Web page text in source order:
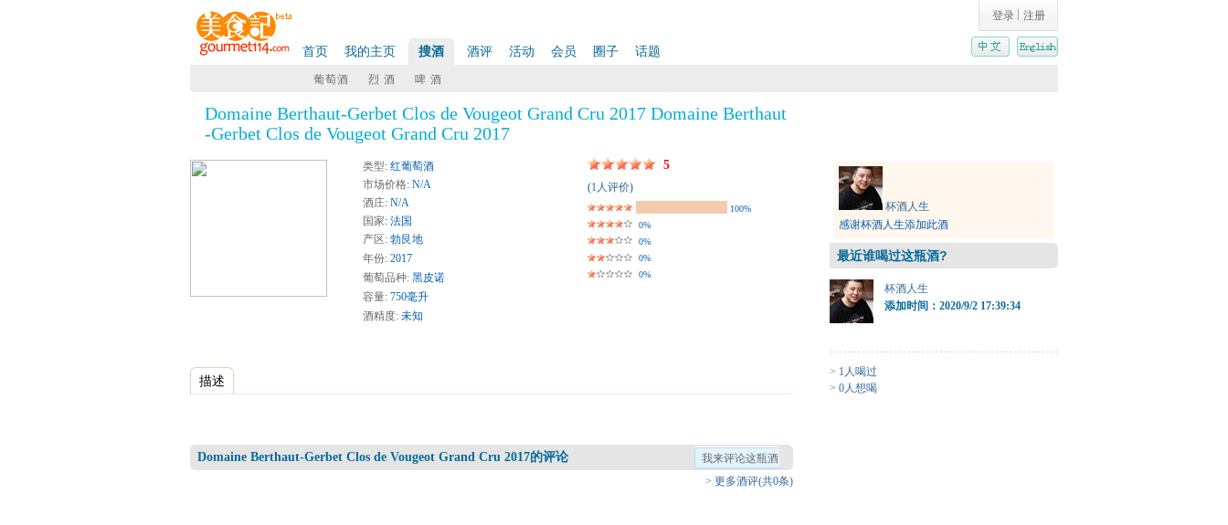
登录 注册
首页 我的主页 搜酒 酒评 活动 会员 圈子 话题
葡萄酒 烈 酒 啤 酒
Domaine Berthaut-Gerbet Clos de Vougeot Grand Cru 2017 Domaine Berthaut
-Gerbet Clos de Vougeot Grand Cru 2017
类型: 红葡萄酒
市场价格: N/A
酒庄: N/A
国家: 法国
产区: 勃艮地
年份: 2017
葡萄品种: 黑皮诺
容量: 750毫升
酒精度: 未知
5
(1人评价)
100%
0%
0%
0%
0%
描述
Domaine Berthaut-Gerbet Clos de Vougeot Grand Cru 2017的评论
我来评论这瓶酒
> 更多酒评(共0条)
杯酒人生
感谢杯酒人生添加此酒
最近谁喝过这瓶酒?
杯酒人生
添加时间：2020/9/2 17:39:34
> 1人喝过
> 0人想喝